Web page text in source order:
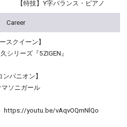
【特技】Y字バランス・ピアノ
Career
ースクイーン】
シリーズ『5ZIGEN』
ンパニオン】
マソニガール
https://youtu.be/vAqvOQmNlQo